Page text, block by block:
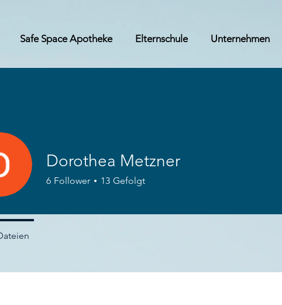
Safe Space Apotheke Elternschule Unternehmen
Dorothea Metzner
6 Follower 13 Gefolgt